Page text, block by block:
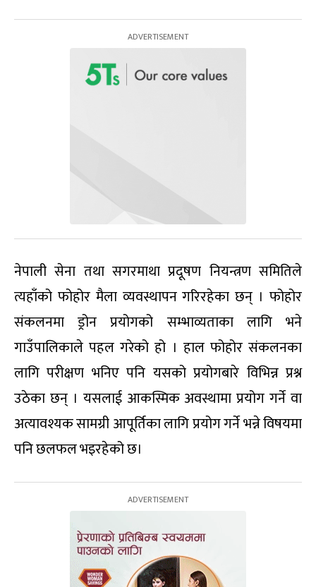
नेपाली सेना तथा सगरमाथा प्रदूषण नियन्त्रण समितिले
त्यहाँको फोहोर मैला व्यवस्थापन गरिरहेका छन् । फोहोर
संकलनमा ड्रोन प्रयोगको सम्भाव्यताका लागि भने
गाउँपालिकाले पहल गरेको हो । हाल फोहोर संकलनका
लागि परीक्षण भनिए पनि यसको प्रयोगबारे विभिन्न प्रश्न
उठेका छन् । यसलाई आकस्मिक अवस्थामा प्रयोग गर्ने वा
अत्यावश्यक सामग्री आपूर्तिका लागि प्रयोग गर्ने भन्ने विषयमा
पनि छलफल भइरहेको छ।